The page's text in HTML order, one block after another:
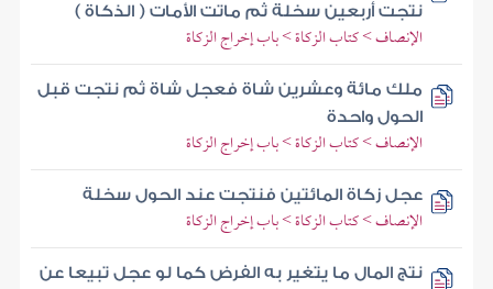
نتجت أربعين سخلة ثم ماتت الأمات ( الذكاة )
الإنصاف > كتاب الزكاة > باب إخراج الزكاة
ملك مائة وعشرين شاة فعجل شاة ثم نتجت قبل
الحول واحدة
الإنصاف > كتاب الزكاة > باب إخراج الزكاة
عجل زكاة المائتين فنتجت عند الحول سخلة
الإنصاف > كتاب الزكاة > باب إخراج الزكاة
نتج المال ما يتغير به الفرض كما لو عجل تبيعا عن